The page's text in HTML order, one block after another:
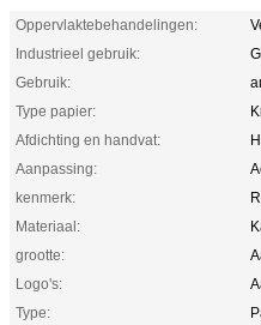
Oppervlaktebehandelingen:
Industrieel gebruik:
Gebruik:
Type papier:
Afdichting en handvat:
Aanpassing:
kenmerk:
Materiaal:
grootte:
Logo's:
Type: